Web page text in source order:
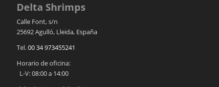
Delta Shrimps
Calle Font, s/n
25692Agulló, Lleida, España
Tel.00 34 973455241
Horario de oficina:
L-V: 08:00 a 14:00